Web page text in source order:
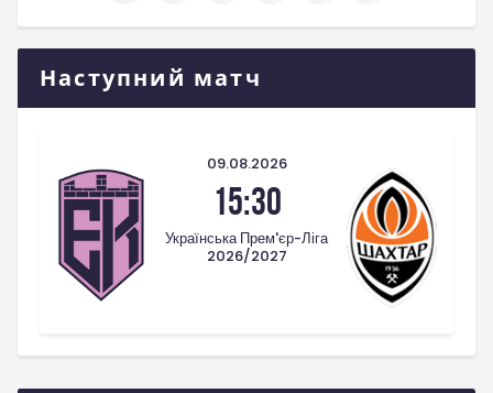
Наступний матч
09.08.2026
15:30
Українська Прем'єр-Ліга
2026/2027